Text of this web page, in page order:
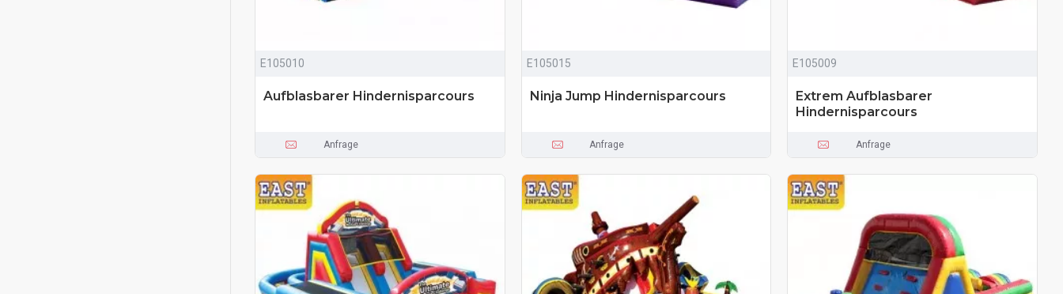
E105010
Aufblasbarer Hindernisparcours
Anfrage
E105015
Ninja Jump Hindernisparcours
Anfrage
E105009
Extrem Aufblasbarer
Hindernisparcours
Anfrage